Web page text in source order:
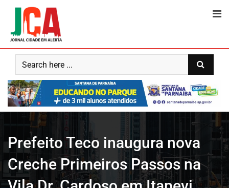
content
Prefeito Teco inaugura nova
Creche Primeiros Passos na